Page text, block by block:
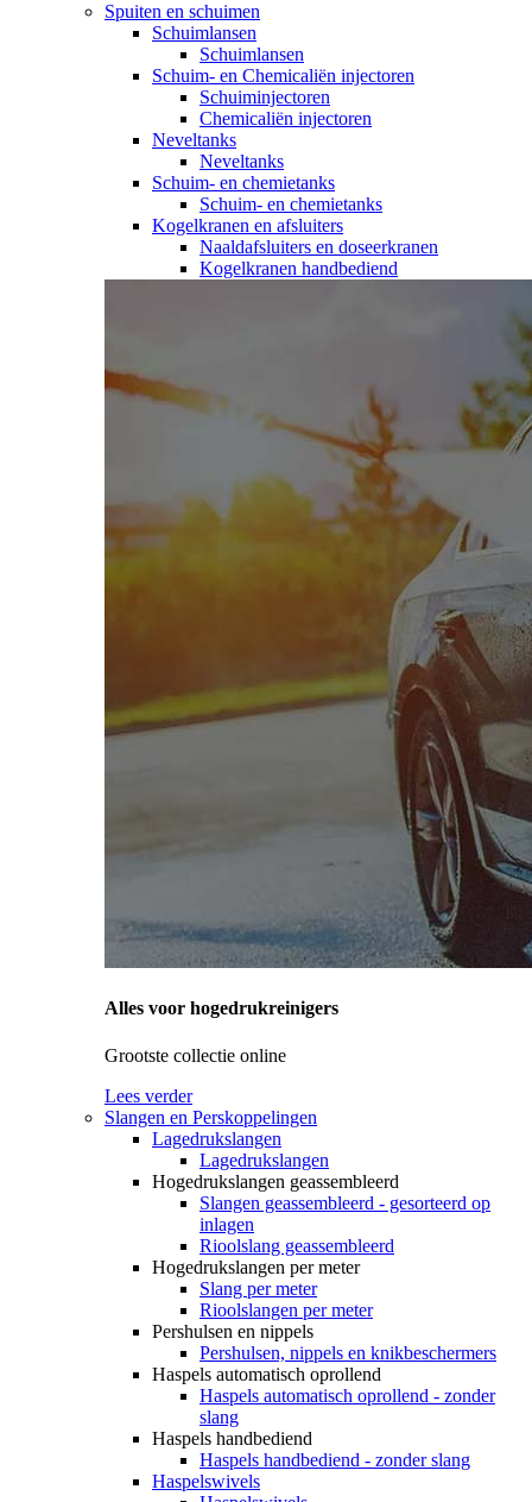
Spuiten en schuimen
Schuimlansen
Schuimlansen
Schuim- en Chemicaliën injectoren
Schuiminjectoren
Chemicaliën injectoren
Neveltanks
Neveltanks
Schuim- en chemietanks
Schuim- en chemietanks
Kogelkranen en afsluiters
Naaldafsluiters en doseerkranen
Kogelkranen handbediend
Alles voor hogedrukreinigers
Grootste collectie online
Lees verder
Slangen en Perskoppelingen
Lagedrukslangen
Lagedrukslangen
Hogedrukslangen geassembleerd
Slangen geassembleerd - gesorteerd op
inlagen
Rioolslang geassembleerd
Hogedrukslangen per meter
Slang per meter
Rioolslangen per meter
Pershulsen en nippels
Pershulsen, nippels en knikbeschermers
Haspels automatisch oprollend
Haspels automatisch oprollend - zonder
slang
Haspels handbediend
Haspels handbediend - zonder slang
Haspelswivels